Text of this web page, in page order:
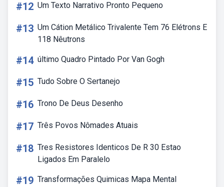
#12 Um Texto Narrativo Pronto Pequeno
#13 Um Cátion Metálico Trivalente Tem 76 Elétrons E
118 Nêutrons
#14 último Quadro Pintado Por Van Gogh
#15 Tudo Sobre O Sertanejo
#16 Trono De Deus Desenho
#17 Três Povos Nômades Atuais
#18 Tres Resistores Identicos De R 30 Estao
Ligados Em Paralelo
#19 Transformações Quimicas Mapa Mental